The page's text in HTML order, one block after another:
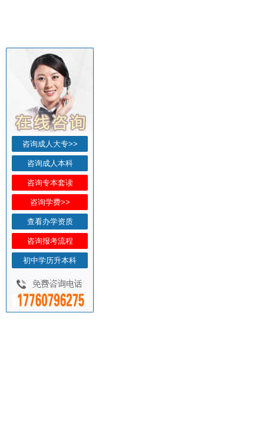
咨询成人大专>>
咨询成人本科
咨询专本套读
咨询学费>>
查看办学资质
咨询报考流程
初中学历升本科